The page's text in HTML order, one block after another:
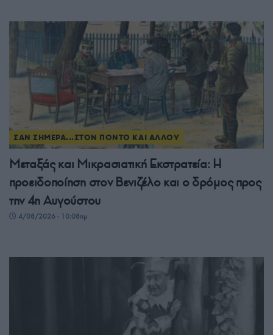
ΣΑΝ ΣΗΜΕΡΑ...ΣΤΟΝ ΠΟΝΤΟ ΚΑΙ ΑΛΛΟΥ
Μεταξάς και Μικρασιατική Εκστρατεία: Η
προειδοποίηση στον Βενιζέλο και ο δρόμος προς
την 4η Αυγούστου
4/08/2026 - 10:08πμ